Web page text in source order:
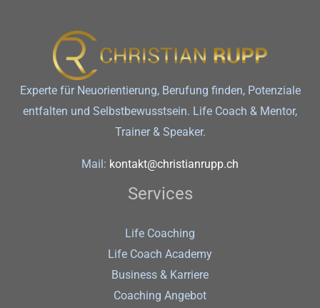
Experte für Neuorientierung, Berufung finden, Potenziale
entfalten und Selbstbewusstsein. Life Coach & Mentor,
Trainer & Speaker.
Mail: kontakt@christianrupp.ch
Services
Life Coaching
Life Coach Academy
Business & Karriere
Coaching Angebot